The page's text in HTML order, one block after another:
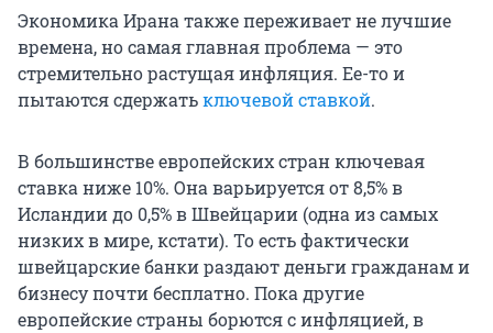
Экономика Ирана также переживает не лучшие
времена, но самая главная проблема — это
стремительно растущая инфляция. Ее-то и
пытаются сдержатьключевой ставкой.
В большинстве европейских стран ключевая
ставка ниже 10%. Она варьируется от 8,5% в
Исландии до 0,5% в Швейцарии (одна из самых
низких в мире, кстати). То есть фактически
швейцарские банки раздают деньги гражданам и
бизнесу почти бесплатно. Пока другие
европейские страны борются с инфляцией, в